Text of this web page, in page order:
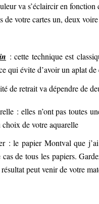
va s’éclaircir en fonction
de votre cartes un, deux
: cette technique est
qui évite d’avoir un aplat
de retrait va dépendre de
: elles n’ont pas toutes
de votre aquarelle
: le papier Montval que
cas de tous les papiers.
peut venir de votre